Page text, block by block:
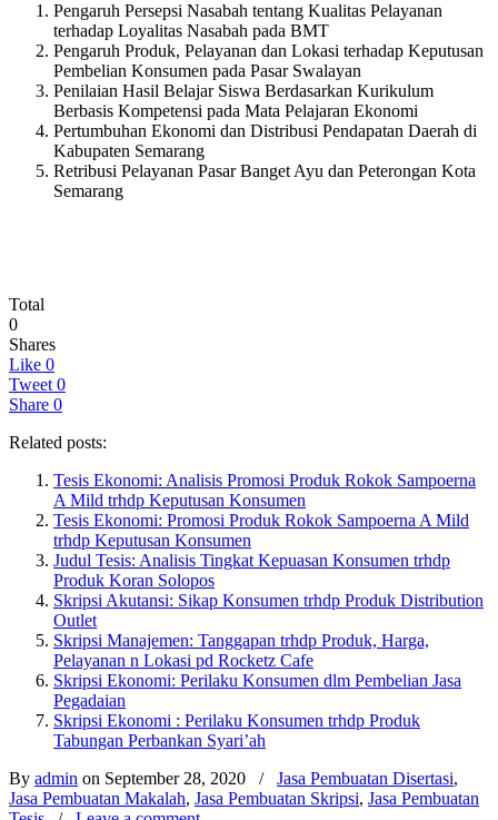
Pengaruh Persepsi Nasabah tentang Kualitas Pelayanan
terhadap Loyalitas Nasabah pada BMT
Pengaruh Produk, Pelayanan dan Lokasi terhadap Keputusan
Pembelian Konsumen pada Pasar Swalayan
Penilaian Hasil Belajar Siswa Berdasarkan Kurikulum
Berbasis Kompetensi pada Mata Pelajaran Ekonomi
Pertumbuhan Ekonomi dan Distribusi Pendapatan Daerah di
Kabupaten Semarang
Retribusi Pelayanan Pasar Banget Ayu dan Peterongan Kota
Semarang
Total
0
Shares
Like 0
Tweet 0
Share 0
Related posts:
Tesis Ekonomi: Analisis Promosi Produk Rokok Sampoerna
A Mild trhdp Keputusan Konsumen
Tesis Ekonomi: Promosi Produk Rokok Sampoerna A Mild
trhdp Keputusan Konsumen
Judul Tesis: Analisis Tingkat Kepuasan Konsumen trhdp
Produk Koran Solopos
Skripsi Akutansi: Sikap Konsumen trhdp Produk Distribution
Outlet
Skripsi Manajemen: Tanggapan trhdp Produk, Harga,
Pelayanan n Lokasi pd Rocketz Cafe
Skripsi Ekonomi: Perilaku Konsumen dlm Pembelian Jasa
Pegadaian
Skripsi Ekonomi : Perilaku Konsumen trhdp Produk
Tabungan Perbankan Syari’ah
By admin on September 28, 2020 / Jasa Pembuatan Disertasi,
Jasa Pembuatan Makalah, Jasa Pembuatan Skripsi, Jasa Pembuatan